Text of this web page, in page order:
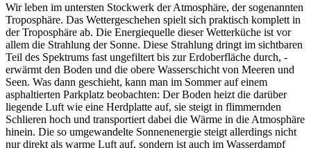
Wir leben im untersten Stockwerk der Atmosphäre, der sogenannten
Troposphäre. Das Wettergeschehen spielt sich praktisch komplett in
der Troposphäre ab. Die Energiequelle dieser Wetterküche ist vor
allem die Strahlung der Sonne. Diese Strahlung dringt im sichtbaren
Teil des Spektrums fast ungefiltert bis zur Erdoberfläche durch, ­
erwärmt den Boden und die obere Wasserschicht von Meeren und
Seen. Was dann geschieht, kann man im Sommer auf einem
asphaltierten Parkplatz beobachten: Der Boden heizt die darüber
liegende Luft wie eine Herdplatte auf, sie steigt in flimmernden
Schlieren hoch und transportiert dabei die Wärme in die Atmosphäre
hinein. Die so umgewandelte Sonnenenergie steigt allerdings nicht
nur direkt als warme Luft auf, sondern ist auch im Wasserdampf